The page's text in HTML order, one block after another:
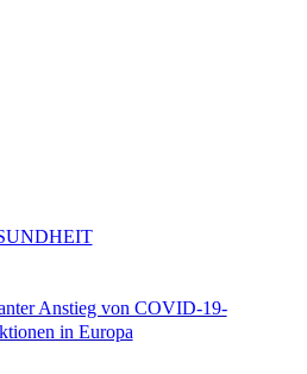
Anstieg von COVID-19-
in Europa